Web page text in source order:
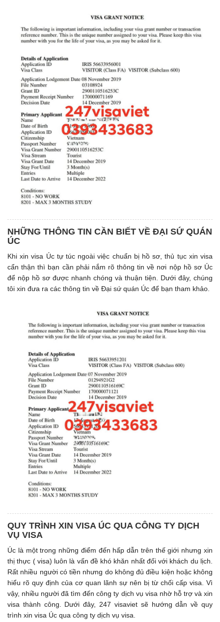
NHỮNG THÔNG TIN CẦN BIẾT VỀ ĐẠI SỨ QUÁN
ÚC
Khi xin visa Úc tự túc ngoài việc chuẩn bị hồ sơ, thủ tục xin visa
cẩn thận thì bạn cần phải nắm rõ thông tin về nơi nộp hồ sơ Úc
để nộp hồ sơ được nhanh chóng và thuận tiện. Dưới đây, chúng
tôi xin đưa ra các thông tin về Đại sứ quán Úc để bạn tham khảo.
QUY TRÌNH XIN VISA ÚC QUA CÔNG TY DỊCH
VỤ VISA
Úc là một trong những điểm đến hấp dẫn trên thế giới nhưng xin
thị thực ( visa) luôn là vấn đề khó khăn nhất đối với khách du lịch.
Rất nhiều người có tiền nhưng do không đủ điều kiện hoặc không
hiểu rõ quy định của cơ quan lãnh sự nên bị từ chối cấp visa. Vì
vậy, nhiều người đã tìm đến công ty dịch vụ visa nhờ hỗ trợ và xin
visa thành công. Dưới đây, 247 visaviet sẽ hướng dẫn về quy
trình xin visa Úc qua công ty dịch vụ visa.